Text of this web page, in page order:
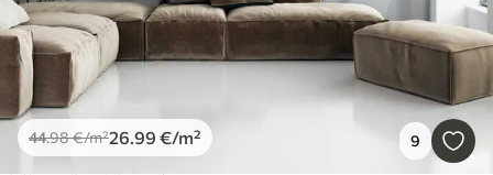
44.98€/m²26.99 €/m² 9